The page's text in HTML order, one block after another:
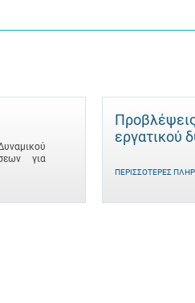
για
εργατικού
ΠΕΡΙΣΣΌΤΕΡΕΣ